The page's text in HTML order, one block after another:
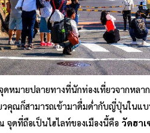
ดหมายปลายทางที่นักท่องเที่ยวจากหล
ยวคุณก็สามารถเข้ามาดื่มด่ำกับญี่ปุ่นใน
จุดที่ถือเป็นไฮไลท์ของเมืองนี้คือ วัดฮาเ